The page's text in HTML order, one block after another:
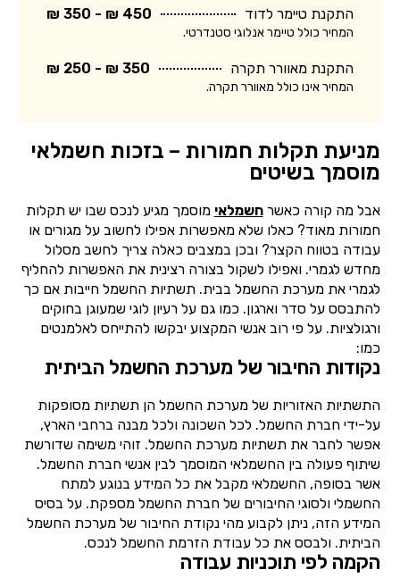
התקנת טיימר לדוד 450 ₪ - 350 ₪
המחיר כולל טיימר אנלוגי סטנדרטי.
התקנת מאוורר תקרה 350 ₪ - 250 ₪
המחיר אינו כולל מאוורר תקרה.
מניעת תקלות חמורות – בזכות חשמלאי
מוסמך בשיטים
אבל מה קורה כאשרחשמלאי מוסמך מגיע לנכס שבו יש תקלות
חמורות מאוד? כאלו שלא מאפשרות אפילו לחשוב על מגורים או
עבודה בטווח הקצר? ובכן במצבים כאלה צריך לחשב מסלול
מחדש לגמרי. ואפילו לשקול בצורה רצינית את האפשרות להחליף
לגמרי את מערכת החשמל בבית. תשתיות החשמל חייבות אם כך
להתבסס על סדר וארגון. כמו גם על רעיון לוגי שמעוגן בחוקים
ורגולציות. על פי רוב אנשי המקצוע יבקשו להתייחס לאלמנטים
כמו:
נקודות החיבור של מערכת החשמל הביתית
התשתיות האזוריות של מערכת החשמל הן תשתיות מסופקות
על-ידי חברת החשמל. לכל השכונה ולכל מבנה ברחבי הארץ,
אפשר לחבר את תשתיות מערכת החשמל. זוהי משימה שדורשת
שיתוף פעולה בין החשמלאי המוסמך לבין אנשי חברת החשמל.
אשר בסופה, החשמלאי מקבל את כל המידע בנוגע למתח
החשמלי ולסוגי החיבורים של חברת החשמל מספקת. על בסיס
המידע הזה, ניתן לקבוע מהי נקודת החיבור של מערכת החשמל
הביתית. ולבסס את כל עבודת הזרמת החשמל לנכס.
הקמה לפי תוכניות עבודה